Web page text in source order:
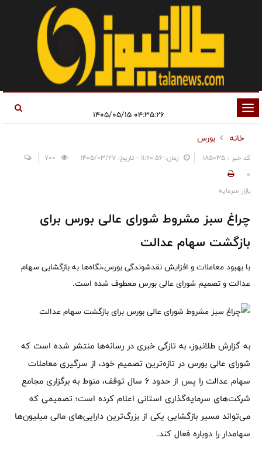
تغییر
وضعیت
ناوبری
۰۴:۳۵:۲۶ ۱۴۰۵/۰۵/۱۵
خانه
بورس
کد خبر : 185035 زمان: ۱۱:۲۰:۵۶ - تاریخ: ۱۴۰۵/۰۳/۲۷
0
بازار سرمایه
چراغ سبز مشروط شورای عالی بورس برای
بازگشت سهام عدالت
با بهبود معاملات و افزایش نقدشوندگی بورس،نگاه‌ها به بازگشایی سهام
عدالت و تصمیم شورای عالی بورس معطوف شده است.
به گزارش طلانیوز، به تازگی خبری در رسانه‌ها منتشر شده است که
شورای عالی بورس در تازه‌ترین تصمیم خود، از سرگیری معاملات
سهام عدالت را پس از حدود 6 سال توقف، منوط به برگزاری مجامع
شرکت‌های سرمایه‌گذاری استانی اعلام کرده است؛ تصمیمی که
می‌تواند مسیر بازگشایی یکی از بزرگ‌ترین دارایی‌های مالی میلیون‌ها
سهامدار را دوباره فعال کند.